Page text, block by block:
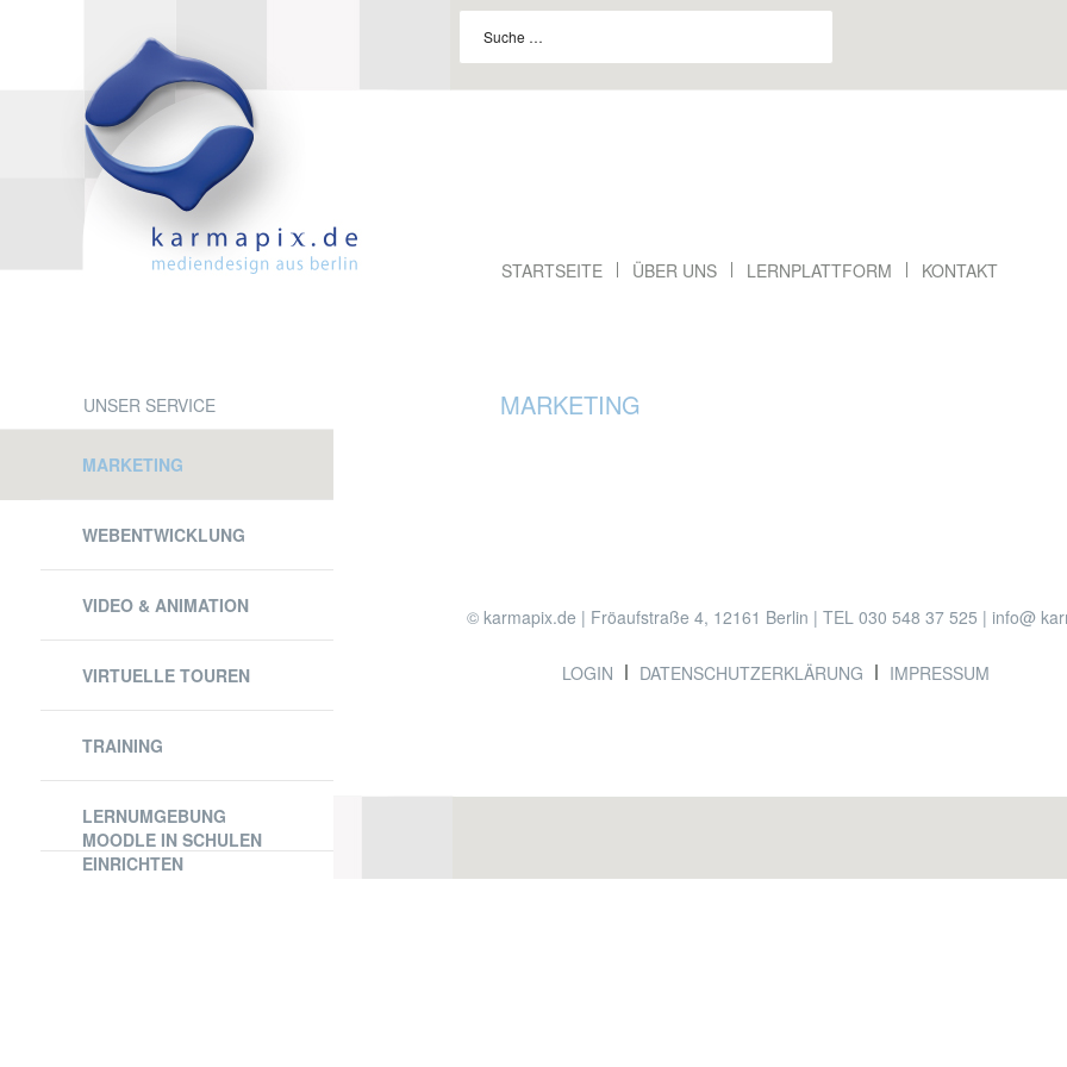
STARTSEITE ÜBER UNS LERNPLATTFORM KONTAKT
nach:
UNSER SERVICE
MARKETING
WEBENTWICKLUNG
VIDEO & ANIMATION
VIRTUELLE TOUREN
TRAINING
LERNUMGEBUNG
MOODLE IN SCHULEN
EINRICHTEN
MARKETING
© karmapix.de | Fröaufstraße 4, 12161 Berlin | TEL 030 548 37 525 | info@
LOGIN DATENSCHUTZERKLÄRUNG IMPRESSUM